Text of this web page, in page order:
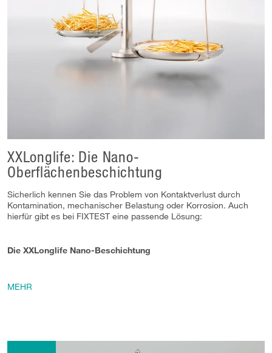
XXLonglife: Die Nano-
Oberflächenbeschichtung
Sicherlich kennen Sie das Problem von Kontaktverlust durch
Kontamination, mechanischer Belastung oder Korrosion. Auch
hierfür gibt es bei FIXTEST eine passende Lösung:
Die XXLonglife Nano-Beschichtung
MEHR